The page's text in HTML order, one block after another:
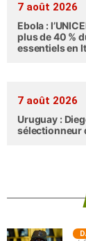
7 août 2026
Ebola :
plus de 40 %
essentiels en
7 août 2026
Uruguay :
sélectionneur